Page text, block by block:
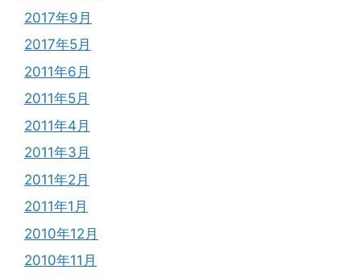
2017年9月
2017年5月
2011年6月
2011年5月
2011年4月
2011年3月
2011年2月
2011年1月
2010年12月
2010年11月